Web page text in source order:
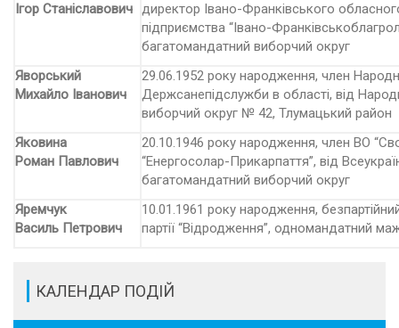
Ігор Станіславович директор Івано-Франківського
підприємства “Івано-
багатомандатний виборчий округ
Яворський
Михайло Іванович
29.06.1952 року народження, член
Держсанепідслужби в області, від
виборчий округ № 42, Тлумацький район
Яковина
Роман Павлович
20.10.1946 року народження, член ВО
“Енергосолар-Прикарпаття”, від
багатомандатний виборчий округ
Яремчук
Василь Петрович
10.01.1961 року народження,
партії “Відродження”, одномандатний
КАЛЕНДАР ПОДІЙ